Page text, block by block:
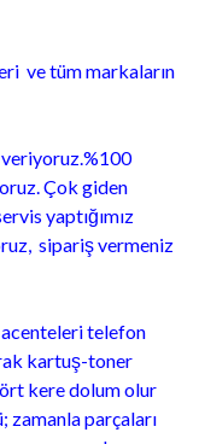
ve tüm markaların
veriyoruz.%100
Çok giden
yaptığımız
sipariş vermeniz
telefon
kartuş-toner
kere dolum olur
zamanla parçaları